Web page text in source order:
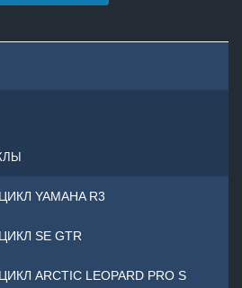
YAMAHA R3
SE GTR
ARCTIC LEOPARD PRO S